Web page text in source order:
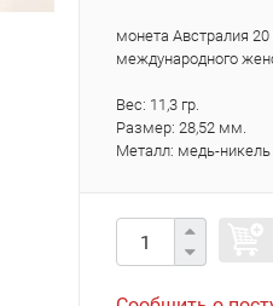
монета Австралия 20
международного
Вес: 11,3 гр.
Размер: 28,52 мм.
Металл: медь-никель